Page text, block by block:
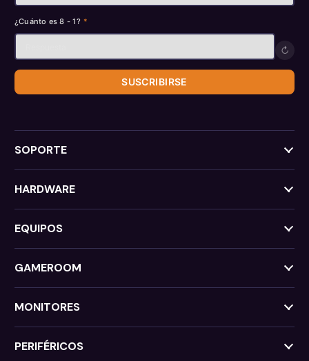
¿Cuánto es 8 - 1? *
↻
SUSCRIBIRSE
SOPORTE
HARDWARE
EQUIPOS
GAMEROOM
MONITORES
PERIFÉRICOS